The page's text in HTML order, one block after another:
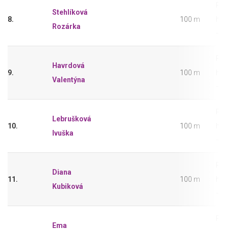
8.
Stehlíková
Rozárka
100 m
9.
Havrdová
Valentýna
100 m
10.
Lebrušková
Ivuška
100 m
11.
Diana
Kubiková
100 m
Ema